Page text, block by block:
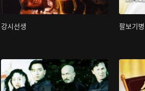
강시선생 팔보기병